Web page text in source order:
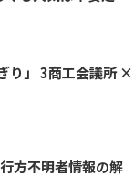
り」 3商工会議所 ×
方不明者情報の解